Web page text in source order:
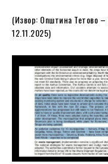
(Извор: Општина Тетово –
12.11.2025)